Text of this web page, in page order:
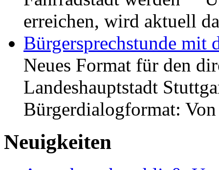
erreichen, wird aktuell
Bürgersprechstunde mit
Neues Format für den
Landeshauptstadt
Bürgerdialogformat:
Neuigkeiten